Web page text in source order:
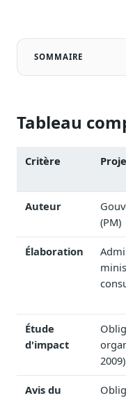
Affaires
Fédérations &
Parlementaires
Préparez vos
Journalistes
Veille en temps
Données
Suivi par secteur
11 secteurs :
Cas d'usage
Six cas pour gagner
SOMMAIRE
Tableau
Critère
Auteur
(PM)
Élaboration
Étude
d'impact
2009)
Avis du